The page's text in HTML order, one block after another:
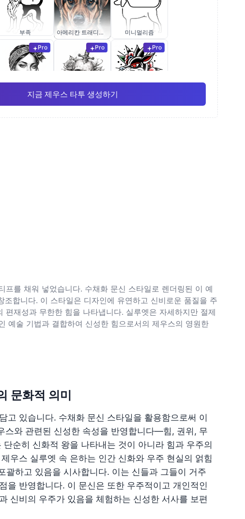
부족 아메리칸 트래디셔널 미니멀리즘
Pro
수채화
Pro
가는 선
Pro
애니메이션
지금 제우스 타투 생성하기
를 채워 넣었습니다. 수채화 문신 스타일로 렌더링된 이 예
합니다. 이 스타일은 디자인에 유연하고 신비로운 품질을 주
재성과 무한한 힘을 나타냅니다. 실루엣은 자세하지만 절제
예술 기법과 결합하여 신성한 힘으로서의 제우스의 영원한
문화적 의미
고 있습니다. 수채화 문신 스타일을 활용함으로써 이
스와 관련된 신성한 속성을 반영합니다—힘, 권위, 무
순히 신화적 왕을 나타내는 것이 아니라 힘과 우주의
우스 실루엣 속 은하는 인간 신화와 우주 현실의 얽힘
괄하고 있음을 시사합니다. 이는 신들과 그들이 거주
을 반영합니다. 이 문신은 또한 우주적이고 개인적인
신비의 우주가 있음을 체험하는 신성한 서사를 보편